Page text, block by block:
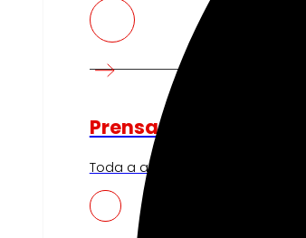
Prensa
Toda a actualidade e os últimos